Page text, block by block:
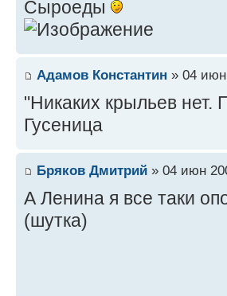
Сыроеды
Адамов Константин » 04
"Никаких крыльев нет.
Гусеница
Бряков Дмитрий » 04 июн
А Ленина я все таки
(шутка)